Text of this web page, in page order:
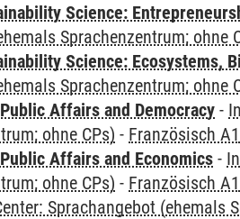
Science:
Sprachenzentrum; ohne
Science: Ecosystems,
Sprachenzentrum; ohne
Affairs and Democracy -
ohne CPs) - Französisch A1
Affairs and Economics -
ohne CPs) - Französisch A1
Sprachangebot (ehemals